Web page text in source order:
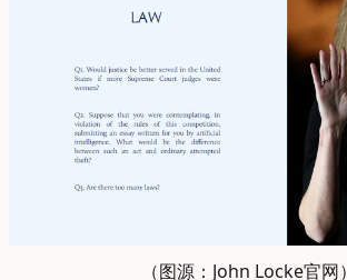
（图源：John Locke官网）